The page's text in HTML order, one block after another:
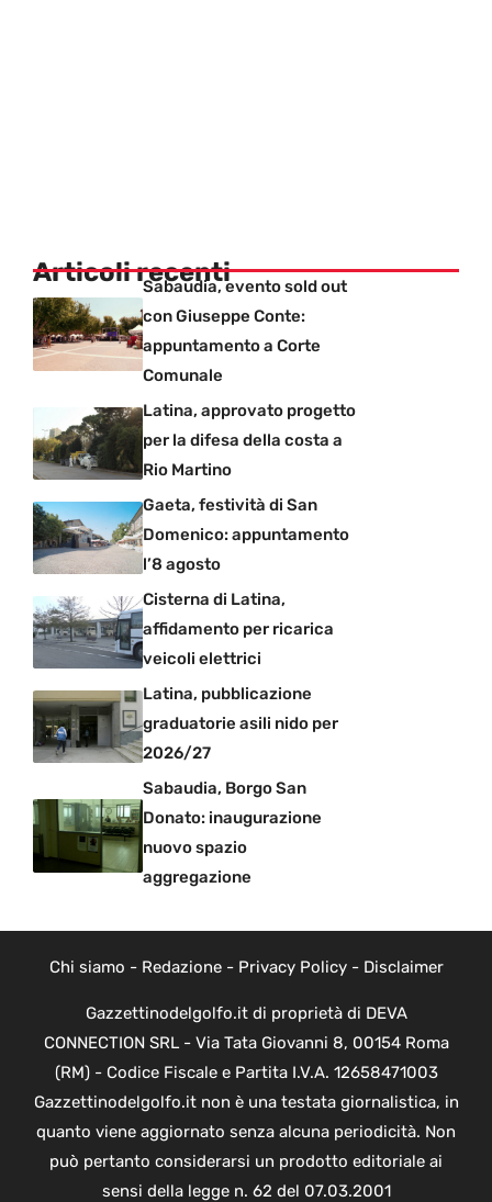
Articoli recentiSabaudia, evento sold out
con Giuseppe Conte:
appuntamento a Corte
Comunale
Latina, approvato progetto
per la difesa della costa a
Rio Martino
Gaeta, festività di San
Domenico: appuntamento
l’8 agosto
Cisterna di Latina,
affidamento per ricarica
veicoli elettrici
Latina, pubblicazione
graduatorie asili nido per
2026/27
Sabaudia, Borgo San
Donato: inaugurazione
nuovo spazio
aggregazione
Chi siamo - Redazione- Privacy Policy- Disclaimer
Gazzettinodelgolfo.it di proprietà di DEVA
CONNECTION SRL - Via Tata Giovanni 8, 00154 Roma
(RM) - Codice Fiscale e Partita I.V.A. 12658471003
Gazzettinodelgolfo.it non è una testata giornalistica, in
quanto viene aggiornato senza alcuna periodicità. Non
può pertanto considerarsi un prodotto editoriale ai
sensi della legge n. 62 del 07.03.2001